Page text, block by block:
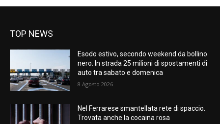
TOP NEWS
Esodo estivo, secondo weekend da bollino
nero. In strada 25 milioni di spostamenti di
auto tra sabato e domenica
8 Agosto 2026
Nel Ferrarese smantellata rete di spaccio.
Trovata anche la cocaina rosa